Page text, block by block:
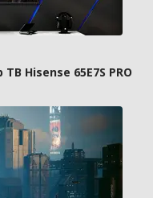
Hisense 65E7S PRO